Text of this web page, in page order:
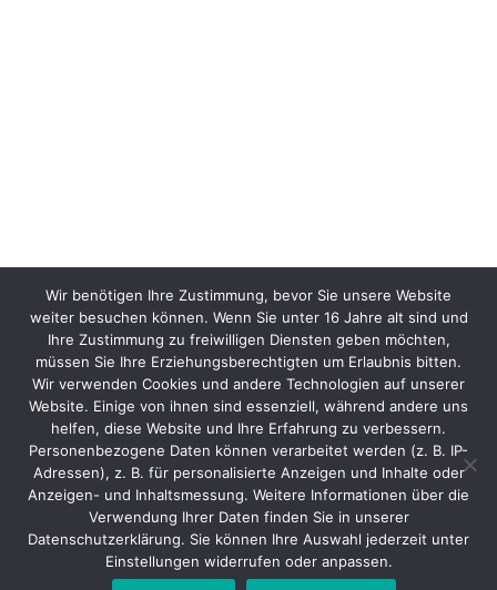
Wir benötigen Ihre Zustimmung, bevor Sie unsere Website
weiter besuchen können. Wenn Sie unter 16 Jahre alt sind und
Ihre Zustimmung zu freiwilligen Diensten geben möchten,
müssen Sie Ihre Erziehungsberechtigten um Erlaubnis bitten.
Wir verwenden Cookies und andere Technologien auf unserer
Website. Einige von ihnen sind essenziell, während andere uns
helfen, diese Website und Ihre Erfahrung zu verbessern.
Personenbezogene Daten können verarbeitet werden (z. B. IP-
Adressen), z. B. für personalisierte Anzeigen und Inhalte oder
Anzeigen- und Inhaltsmessung. Weitere Informationen über die
Verwendung Ihrer Daten finden Sie in unserer
Datenschutzerklärung. Sie können Ihre Auswahl jederzeit unter
Einstellungen widerrufen oder anpassen.